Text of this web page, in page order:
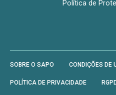
Política de
SOBRE O SAPO CONDIÇÕES DE
POLÍTICA DE PRIVACIDADE